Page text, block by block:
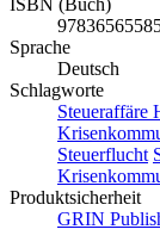
ISBN (Buch)
Sprache
Deutsch
Schlagworte
Steueraffäre
Steuerflucht
Produktsicherheit
GRIN